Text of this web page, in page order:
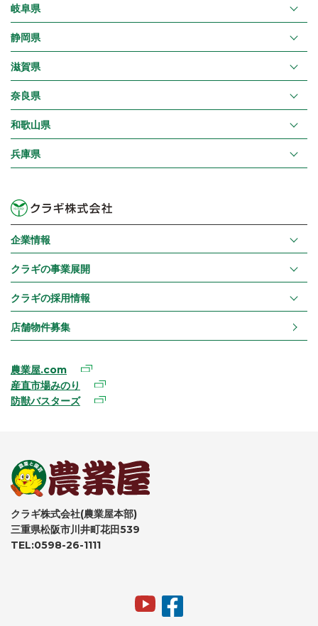
岐阜県
静岡県
滋賀県
奈良県
和歌山県
兵庫県
企業情報
クラギの事業展開
クラギの採用情報
店舗物件募集
農業屋.com
産直市場みのり
防獣バスターズ
クラギ株式会社(農業屋本部)
三重県松阪市川井町花田539
TEL:0598-26-1111